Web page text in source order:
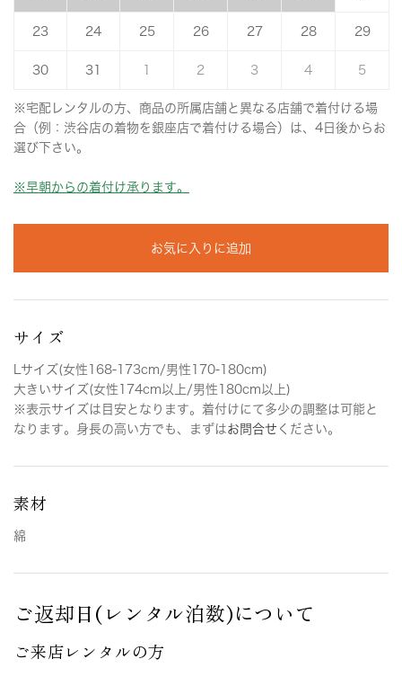
23 24 25 26 27 28 29
30 31 2 3 4 5
※宅配レンタルの方、商品の所属店舗と異なる店舗で着付ける場
合（例：渋谷店の着物を銀座店で着付ける場合）は、4日後からお
選び下さい。
※早朝からの着付け承ります。
お気に入りに追加
サイズ
Lサイズ(女性168-173cm/男性170-180cm)
大きいサイズ(女性174cm以上/男性180cm以上)
※表示サイズは目安となります。着付けにて多少の調整は可能と
なります。身長の高い方でも、まずはお問合せ ください。
素材
綿
ご返却日(レンタル泊数)について
ご来店レンタルの方